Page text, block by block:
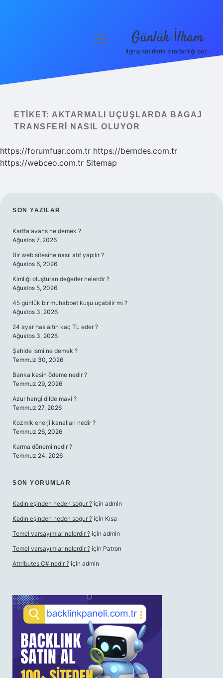
Yasal Uyarı
menüyü
Günlük İlham
İlginç satırlarla sıradanlığı boz.
ETIKET: AKTARMALI UÇUŞLARDA BAGAJ
TRANSFERI NASIL OLUYOR
https://forumfuar.com.tr https://berndes.com.tr
https://webceo.com.tr Sitemap
SIDEBAR
SON YAZILAR
Kartta avans ne demek ?
Ağustos 7, 2026
Bir web sitesine nasıl atıf yapılır ?
Ağustos 6, 2026
Kimliği oluşturan değerler nelerdir ?
Ağustos 5, 2026
45 günlük bir muhabbet kuşu uçabilir mi ?
Ağustos 3, 2026
24 ayar has altın kaç TL eder ?
Ağustos 3, 2026
Şahide ismi ne demek ?
Temmuz 30, 2026
Banka kesin ödeme nedir ?
Temmuz 29, 2026
Azur hangi dilde mavi ?
Temmuz 27, 2026
Kozmik enerji kanalları nedir ?
Temmuz 26, 2026
Karma dönemi nedir ?
Temmuz 24, 2026
SON YORUMLAR
Kadın eşinden neden soğur ? için admin
Kadın eşinden neden soğur ? için Kısa
Temel varsayımlar nelerdir ? için admin
Temel varsayımlar nelerdir ? için Patron
Attributes C# nedir ? için admin